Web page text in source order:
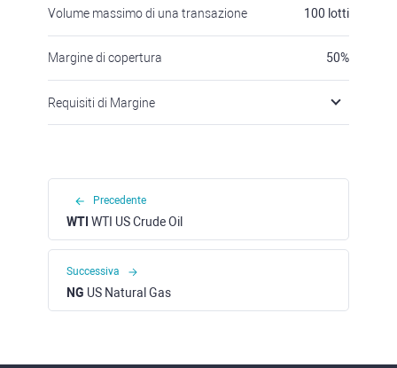
Volume massimo di una transazione 100 lotti
Margine di copertura 50%
Requisiti di Margine
Precedente
WTI WTI US Crude Oil
Successiva
NG US Natural Gas